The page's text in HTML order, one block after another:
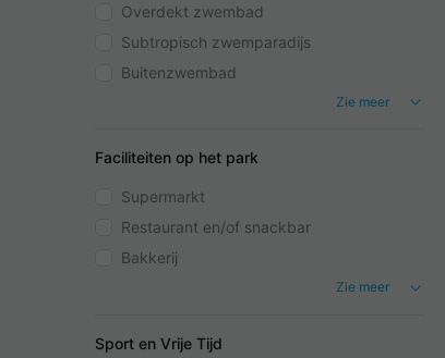
Overdekt zwembad
Subtropisch zwemparadijs
Buitenzwembad
Zie meer
Faciliteiten op het park
Supermarkt
Restaurant en/of snackbar
Bakkerij
Zie meer
Sport en Vrije Tijd